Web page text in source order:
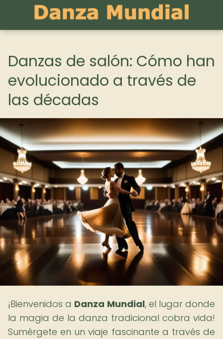
Danzas de salón: Cómo han
evolucionado a través de
las décadas
¡Bienvenidos a Danza Mundial, el lugar donde
la magia de la danza tradicional cobra vida!
Sumérgete en un viaje fascinante a través de